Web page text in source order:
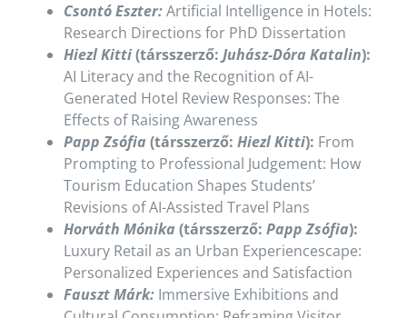
Csontó Eszter:Artificial Intelligence in Hotels:
Research Directions for PhD Dissertation
Hiezl Kitti(társszerző: Juhász-Dóra Katalin):
AI Literacy and the Recognition of AI-
Generated Hotel Review Responses: The
Effects of Raising Awareness
Papp Zsófia (társszerző: Hiezl Kitti): From
Prompting to Professional Judgement: How
Tourism Education Shapes Students’
Revisions of AI-Assisted Travel Plans
Horváth Mónika (társszerző: Papp Zsófia):
Luxury Retail as an Urban Experiencescape:
Personalized Experiences and Satisfaction
Fauszt Márk:Immersive Exhibitions and